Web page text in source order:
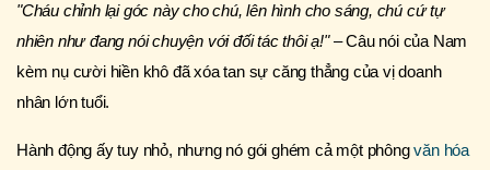
"Cháu chỉnh lại góc này cho chú, lên hình cho sáng, chú cứ tự
nhiên như đang nói chuyện với đối tác thôi ạ!"– Câu nói của Nam
kèm nụ cười hiền khô đã xóa tan sự căng thẳng của vị doanh
nhân lớn tuổi.
Hành động ấy tuy nhỏ, nhưng nó gói ghém cả một phôngvăn hóa